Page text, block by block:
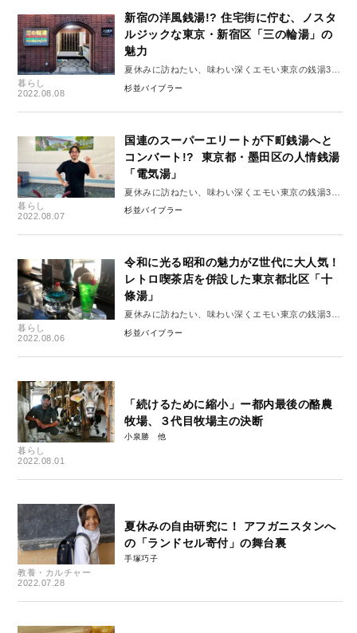
暮らし
2022.08.08
新宿の洋風銭湯!? 住宅街に佇む、ノスタ
ルジックな東京・新宿区「三の輪湯」の
魅力
夏休みに訪ねたい、味わい深くエモい東京の銭湯3選
vol.3
杉並バイブラー
暮らし
2022.08.07
国連のスーパーエリートが下町銭湯へと
コンバート!? 東京都・墨田区の人情銭湯
「電気湯」
夏休みに訪ねたい、味わい深くエモい東京の銭湯3選
vol.2
杉並バイブラー
暮らし
2022.08.06
令和に光る昭和の魅力がZ世代に大人気！
レトロ喫茶店を併設した東京都北区「十
條湯」
夏休みに訪ねたい、味わい深くエモい東京の銭湯3選
vol.1
杉並バイブラー
暮らし
2022.08.01
「続けるために縮小」ー都内最後の酪農
牧場、３代目牧場主の決断
小泉勝
教養・カルチャー
2022.07.28
夏休みの自由研究に！ アフガニスタンへ
の「ランドセル寄付」の舞台裏
手塚巧子